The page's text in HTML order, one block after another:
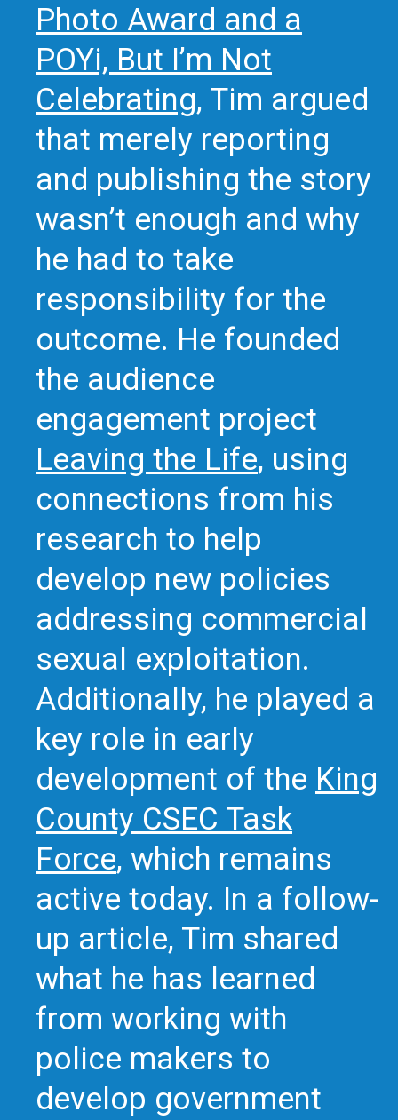
Photo Award and a
POYi, But I’m Not
Celebrating, Tim argued
that merely reporting
and publishing the story
wasn’t enough and why
he had to take
responsibility for the
outcome. He founded
the audience
engagement project
Leaving the Life, using
connections from his
research to help
develop new policies
addressing commercial
sexual exploitation.
Additionally, he played a
key role in early
development of the King
County CSEC Task
Force, which remains
active today. In a follow-
up article, Tim shared
what he has learned
from working with
police makers to
develop government